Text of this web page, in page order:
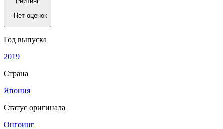
-- Нет оценок
Год выпуска
2019
Страна
Япония
Статус оригинала
Онгоинг